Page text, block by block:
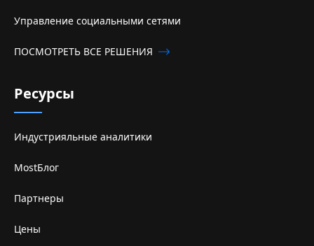
Управление социальными сетями
ПОСМОТРЕТЬ ВСЕ РЕШЕНИЯ
Ресурсы
Индустрияльные аналитики
MostБлог
Партнеры
Цены